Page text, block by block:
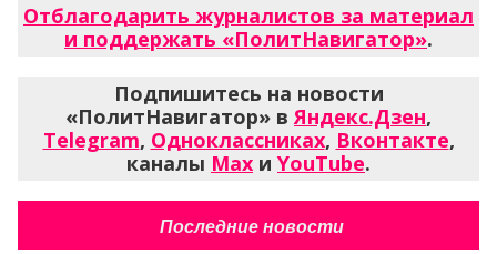
Отблагодарить журналистов за материал
и поддержать «ПолитНавигатор».
Подпишитесь на новости
«ПолитНавигатор» вЯндекс.Дзен,
Telegram, Одноклассниках, Вконтакте,
каналы Max и YouTube.
Последние новости